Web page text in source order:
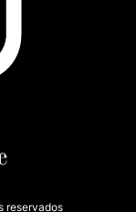
reservados